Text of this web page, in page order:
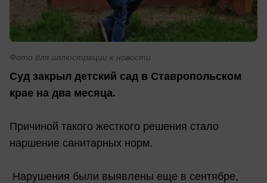
Фото для иллюстрации к новости
Суд закрыл детский сад в Ставропольском
крае на два месяца.
Причиной такого жесткого решения стало
наршение санитарных норм.
Нарушения были выявлены еще в сентябре,